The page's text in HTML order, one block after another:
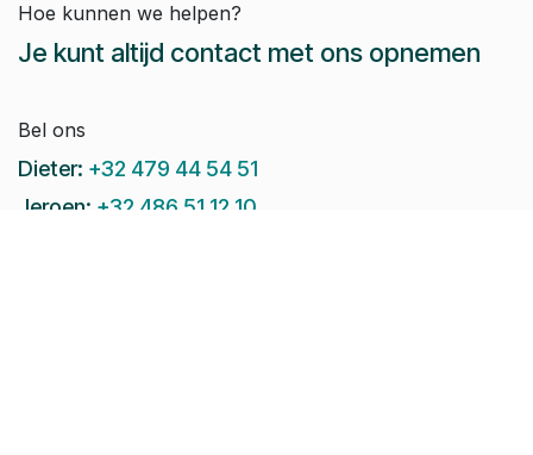
Hoe kunnen we helpen?
Je kunt altijd contact met ons opnemen
Bel ons
Dieter: +32 479 44 54 51
Jeroen: +32 486 51 12 10